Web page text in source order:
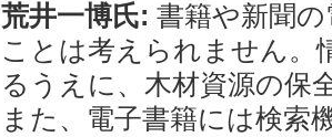
荒井一博氏: 書籍や新聞
ことは考えられません。
るうえに、木材資源の保
また、電子書籍には検索